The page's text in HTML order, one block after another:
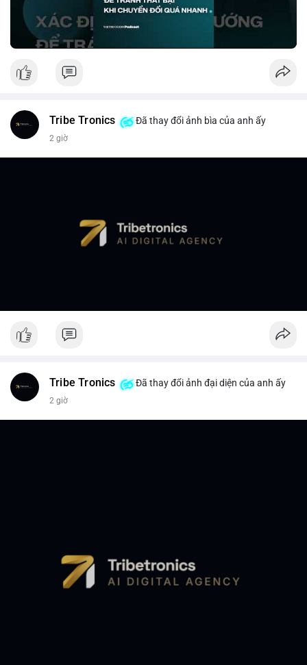
Tribe Tronics Đã thay đổi ảnh bìa của anh ấy
2 giờ
Tribe Tronics Đã thay đổi ảnh đại diện của anh ấy
2 giờ